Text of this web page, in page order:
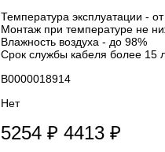
Температура эксплуатации -
Монтаж при температуре не
Влажность воздуха - до 98%
Срок службы кабеля более 15
В0000018914
Нет
5254 ₽ 4413 ₽